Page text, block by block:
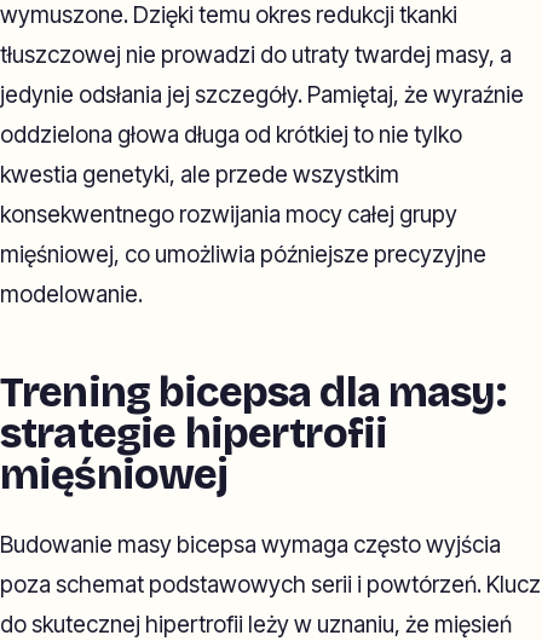
wymuszone. Dzięki temu okres redukcji tkanki
tłuszczowej nie prowadzi do utraty twardej masy, a
jedynie odsłania jej szczegóły. Pamiętaj, że wyraźnie
oddzielona głowa długa od krótkiej to nie tylko
kwestia genetyki, ale przede wszystkim
konsekwentnego rozwijania mocy całej grupy
mięśniowej, co umożliwia późniejsze precyzyjne
modelowanie.
Trening bicepsa dla masy:
strategie hipertrofii
mięśniowej
Budowanie masy bicepsa wymaga często wyjścia
poza schemat podstawowych serii i powtórzeń. Klucz
do skutecznej hipertrofii leży w uznaniu, że mięsień